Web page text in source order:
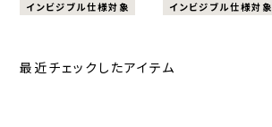
インビジブル仕様対象 インビジブル仕様対象
最近チェックしたアイテム